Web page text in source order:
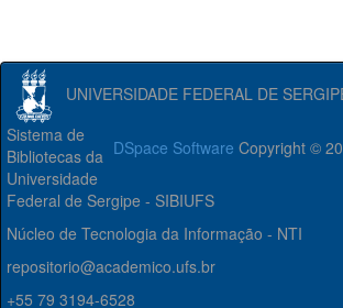
UNIVERSIDADE FEDERAL DE
DSpace Software Copyright ©
Sistema de
Bibliotecas da
Universidade
Federal de Sergipe - SIBIUFS
Núcleo de Tecnologia da Informação - NTI
repositorio@academico.ufs.br
+55 79 3194-6528